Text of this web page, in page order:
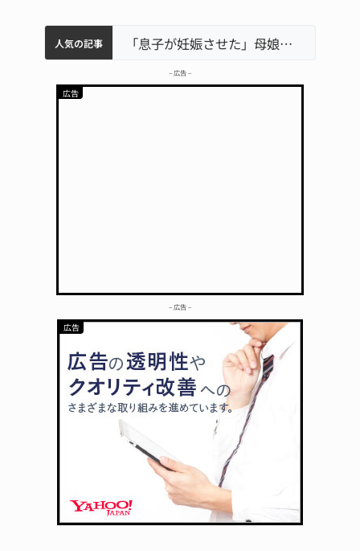
人気の記事
名張市水道料金47％値上げへ 答申案、審議会で大筋まとまる
中学校の陶壁モニュメント 地元建設会社がボランティアで清掃 伊賀名張市立病院のDMAT、熊本地震の被災地へ 能登以来3回目の派遣 「息子が妊娠させた」母娘だまされ400万円詐欺被害 名張
– 広告 –
– 広告 –